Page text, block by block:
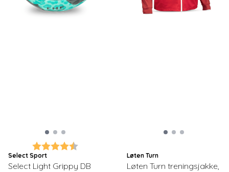
Karakter:
Select Sport
Select Light Grippy DB
Løten Turn
Løten Turn treningsjakke,